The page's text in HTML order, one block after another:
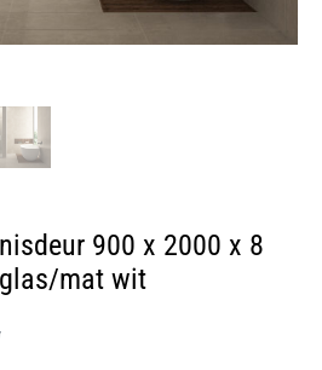
900 x 2000 x 8
mat wit